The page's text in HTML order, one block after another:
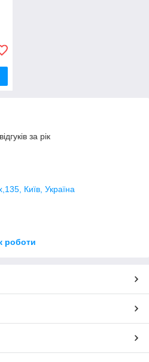
за рік
Київ, Україна
роботи